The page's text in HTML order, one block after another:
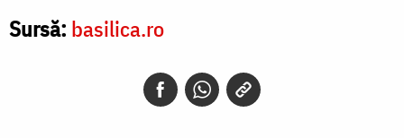
Sursă: basilica.ro